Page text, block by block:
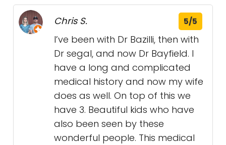
Chris S. 5/5
I’ve been with Dr Bazilli, then with
Dr segal, and now Dr Bayfield. I
have a long and complicated
medical history and now my wife
does as well. On top of this we
have 3. Beautiful kids who have
also been seen by these
wonderful people. This medical